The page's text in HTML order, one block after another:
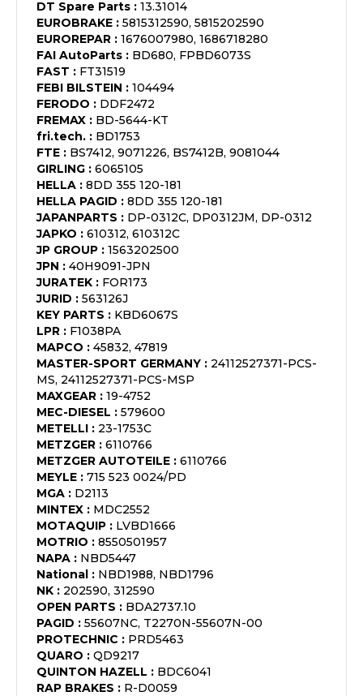
DT Spare Parts : 13.31014
EUROBRAKE : 5815312590, 5815202590
EUROREPAR : 1676007980, 1686718280
FAI AutoParts : BD680, FPBD6073S
FAST : FT31519
FEBI BILSTEIN : 104494
FERODO : DDF2472
FREMAX : BD-5644-KT
fri.tech. : BD1753
FTE : BS7412, 9071226, BS7412B, 9081044
GIRLING : 6065105
HELLA : 8DD 355 120-181
HELLA PAGID : 8DD 355 120-181
JAPANPARTS : DP-0312C, DP0312JM, DP-0312
JAPKO : 610312, 610312C
JP GROUP : 1563202500
JPN : 40H9091-JPN
JURATEK : FOR173
JURID : 563126J
KEY PARTS : KBD6067S
LPR : F1038PA
MAPCO : 45832, 47819
MASTER-SPORT GERMANY : 24112527371-PCS-
MS, 24112527371-PCS-MSP
MAXGEAR : 19-4752
MEC-DIESEL : 579600
METELLI : 23-1753C
METZGER : 6110766
METZGER AUTOTEILE : 6110766
MEYLE : 715 523 0024/PD
MGA : D2113
MINTEX : MDC2552
MOTAQUIP : LVBD1666
MOTRIO : 8550501957
NAPA : NBD5447
National : NBD1988, NBD1796
NK : 202590, 312590
OPEN PARTS : BDA2737.10
PAGID : 55607NC, T2270N-55607N-00
PROTECHNIC : PRD5463
QUARO : QD9217
QUINTON HAZELL : BDC6041
RAP BRAKES : R-D0059